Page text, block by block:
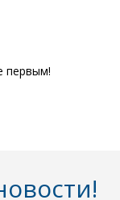
первым!